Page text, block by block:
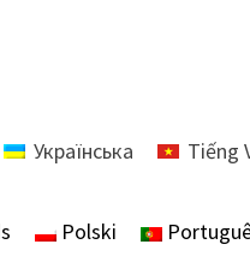
Українська Tiếng
Polski